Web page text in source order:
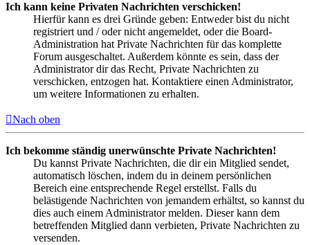
Ich kann keine Privaten Nachrichten verschicken!
Hierfür kann es drei Gründe geben: Entweder bist du nicht
registriert und / oder nicht angemeldet, oder die Board-
Administration hat Private Nachrichten für das komplette
Forum ausgeschaltet. Außerdem könnte es sein, dass der
Administrator dir das Recht, Private Nachrichten zu
verschicken, entzogen hat. Kontaktiere einen Administrator,
um weitere Informationen zu erhalten.
Nach oben
Ich bekomme ständig unerwünschte Private Nachrichten!
Du kannst Private Nachrichten, die dir ein Mitglied sendet,
automatisch löschen, indem du in deinem persönlichen
Bereich eine entsprechende Regel erstellst. Falls du
belästigende Nachrichten von jemandem erhältst, so kannst du
dies auch einem Administrator melden. Dieser kann dem
betreffenden Mitglied dann verbieten, Private Nachrichten zu
versenden.